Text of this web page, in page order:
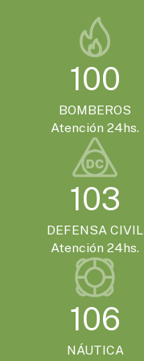
en Gualeguaychú
100
BOMBEROS
Atención 24hs.
103
DEFENSA CIVIL
Atención 24hs.
106
NÁUTICA